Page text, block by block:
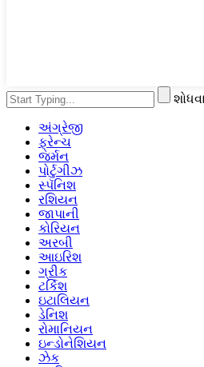
અંગ્રેજી
ફ્રેન્ચ
જર્મન
પોર્ટુગીઝ
સ્પૅનિશ
રશિયન
જાપાની
કોરિયન
અરબી
આઇરિશ
ગ્રીક
ટર્કિશ
ઇટાલિયન
ડેનિશ
રોમાનિયન
ઇન્ડોનેશિયન
ઝેક